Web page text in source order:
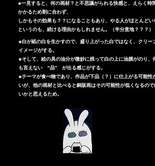
★一見すると、何の画材？と不思議がられる快感と、えらく時間
かかるため割に合わず、
しかもその効果も？？になることもあり、やる人がほとんどい
というのも、続ける理由かもしれません。（半分意地？？？）
★白が紙の白を生かすので、盛り上がった白ではなく、クリー
イメージがする。
★そして、絵の具の油分が微妙に残って白の上に油膜がのり、
も言えない ″品″ が出る感じがする​。
★テーマが食べ物であり、作品が下品（？）に仕上がる可能性
いが、他の画材と比べると銅版画はその可能性が低くなるので
いかと思えるため。